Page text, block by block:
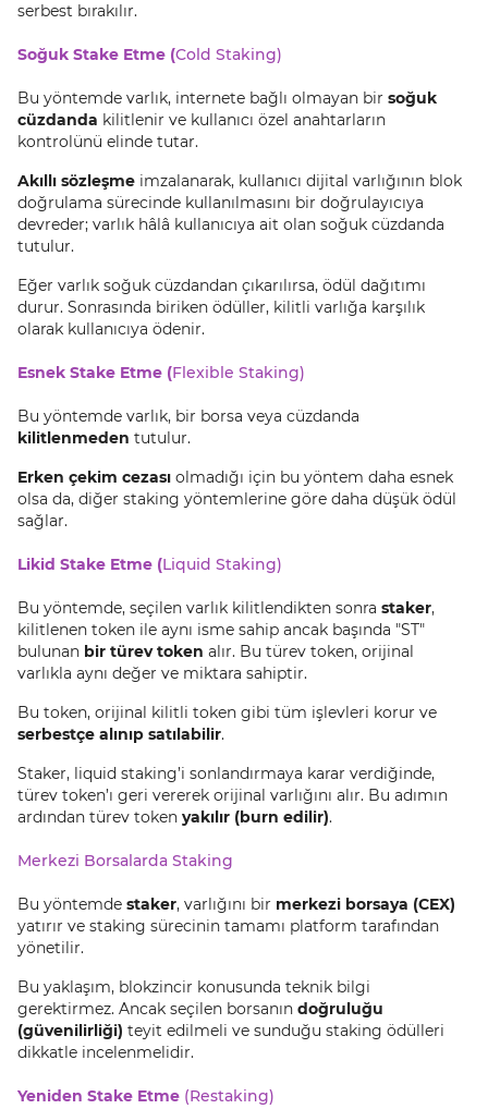
serbest bırakılır.
Soğuk Stake Etme (Cold Staking)
Bu yöntemde varlık, internete bağlı olmayan bir soğuk
cüzdanda kilitlenir ve kullanıcı özel anahtarların
kontrolünü elinde tutar.
Akıllı sözleşme imzalanarak, kullanıcı dijital varlığının blok
doğrulama sürecinde kullanılmasını bir doğrulayıcıya
devreder; varlık hâlâ kullanıcıya ait olan soğuk cüzdanda
tutulur.
Eğer varlık soğuk cüzdandan çıkarılırsa, ödül dağıtımı
durur. Sonrasında biriken ödüller, kilitli varlığa karşılık
olarak kullanıcıya ödenir.
Esnek Stake Etme (Flexible Staking)
Bu yöntemde varlık, bir borsa veya cüzdanda
kilitlenmeden tutulur.
Erken çekim cezası olmadığı için bu yöntem daha esnek
olsa da, diğer staking yöntemlerine göre daha düşük ödül
sağlar.
Likid Stake Etme (Liquid Staking)
Bu yöntemde, seçilen varlık kilitlendikten sonra staker,
kilitlenen token ile aynı isme sahip ancak başında "ST"
bulunan bir türev token alır. Bu türev token, orijinal
varlıkla aynı değer ve miktara sahiptir.
Bu token, orijinal kilitli token gibi tüm işlevleri korur ve
serbestçe alınıp satılabilir.
Staker, liquid staking’i sonlandırmaya karar verdiğinde,
türev token’ı geri vererek orijinal varlığını alır. Bu adımın
ardından türev token yakılır (burn edilir).
Merkezi Borsalarda Staking
Bu yöntemde staker, varlığını bir merkezi borsaya (CEX)
yatırır ve staking sürecinin tamamı platform tarafından
yönetilir.
Bu yaklaşım, blokzincir konusunda teknik bilgi
gerektirmez. Ancak seçilen borsanın doğruluğu
(güvenilirliği) teyit edilmeli ve sunduğu staking ödülleri
dikkatle incelenmelidir.
Yeniden Stake Etme (Restaking)